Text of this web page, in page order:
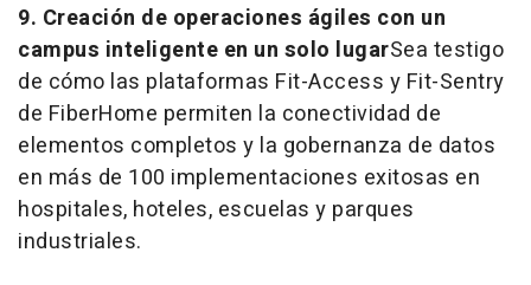
9. Creación de operaciones ágiles con un
campus inteligente en un solo lugarSea testigo
de cómo las plataformas Fit-Access y Fit-Sentry
de FiberHome permiten la conectividad de
elementos completos y la gobernanza de datos
en más de 100 implementaciones exitosas en
hospitales, hoteles, escuelas y parques
industriales.